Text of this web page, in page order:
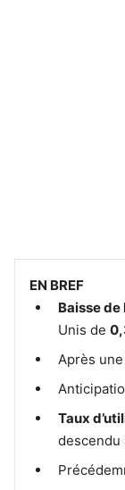
EN BREF
Baisse
Unis de
Après une
Taux
descendu